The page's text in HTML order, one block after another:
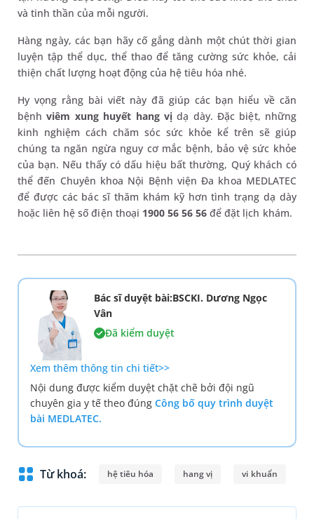
và tinh thần của mỗi người.
Hàng ngày, các bạn hãy cố gắng dành một chút thời gian
luyện tập thể dục, thể thao để tăng cường sức khỏe, cải
thiện chất lượng hoạt động của hệ tiêu hóa nhé.
Hy vọng rằng bài viết này đã giúp các bạn hiểu về căn
bệnhviêm xung huyết hang vịdạ dày. Đặc biệt, những
kinh nghiệm cách chăm sóc sức khỏe kể trên sẽ giúp
chúng ta ngăn ngừa nguy cơ mắc bệnh, bảo vệ sức khỏe
của bạn. Nếu thấy có dấu hiệu bất thường, Quý khách có
thể đến Chuyên khoa Nội Bệnh viện Đa khoa MEDLATEC
để được các bác sĩ thăm khám kỹ hơn tình trạng dạ dày
hoặc liên hệ số điện thoại 1900 56 56 56để đặt lịch khám.
Bác sĩ duyệt bài:BSCKI. Dương Ngọc
Vân
Đã kiểm duyệt
Xem thêm thông tin chi tiết>>
Nội dung được kiểm duyệt chặt chẽ bởi đội ngũ
chuyên gia y tế theo đúng Công bố quy trình duyệt
bài MEDLATEC.
Từ khoá: hệ tiêu hóa hang vị vi khuẩn